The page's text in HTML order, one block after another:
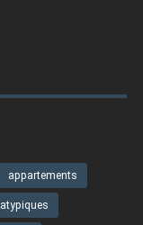
appartements
atypiques